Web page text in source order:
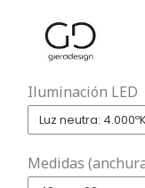
Iluminación LED
Medidas